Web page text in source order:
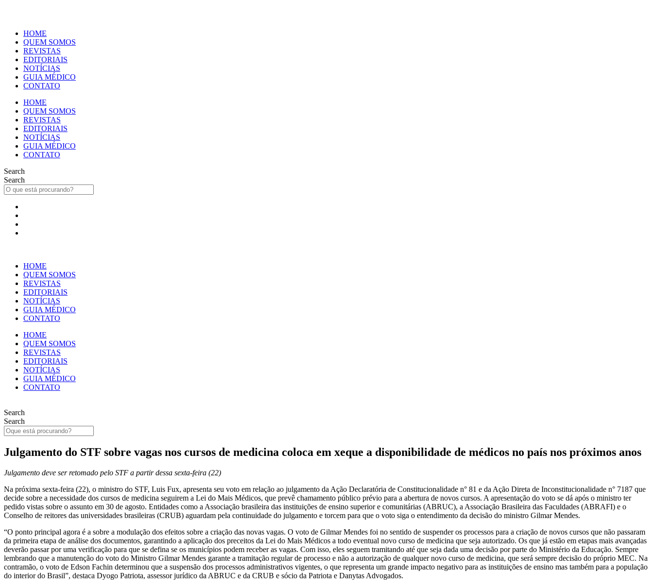
conteúdoHOME
QUEM SOMOS
REVISTAS
EDITORIAIS
NOTÍCIAS
GUIA MÉDICO
CONTATO
HOME
QUEM SOMOS
REVISTAS
EDITORIAIS
NOTÍCIAS
GUIA MÉDICO
CONTATO
Search
Search
HOME
QUEM SOMOS
REVISTAS
EDITORIAIS
NOTÍCIAS
GUIA MÉDICO
CONTATO
HOME
QUEM SOMOS
REVISTAS
EDITORIAIS
NOTÍCIAS
GUIA MÉDICO
CONTATO
Search
Search
Julgamento do STF sobre vagas nos cursos de medicina coloca em xeque a disponibilidade de médicos no país nos próximos anos
Julgamento deve ser retomado pelo STF a partir dessa sexta-feira (22)
Na próxima sexta-feira (22), o ministro do STF, Luis Fux, apresenta seu voto em relação ao julgamento da Ação Declaratória de Constitucionalidade n° 81 e da Ação Direta de Inconstitucionalidade n° 7187 que
decide sobre a necessidade dos cursos de medicina seguirem a Lei do Mais Médicos, que prevê chamamento público prévio para a abertura de novos cursos. A apresentação do voto se dá após o ministro ter
pedido vistas sobre o assunto em 30 de agosto. Entidades como a Associação brasileira das instituições de ensino superior e comunitárias (ABRUC), a Associação Brasileira das Faculdades (ABRAFI) e o
Conselho de reitores das universidades brasileiras (CRUB) aguardam pela continuidade do julgamento e torcem para que o voto siga o entendimento da decisão do ministro Gilmar Mendes.
“O ponto principal agora é a sobre a modulação dos efeitos sobre a criação das novas vagas. O voto de Gilmar Mendes foi no sentido de suspender os processos para a criação de novos cursos que não passaram
da primeira etapa de análise dos documentos, garantindo a aplicação dos preceitos da Lei do Mais Médicos a todo eventual novo curso de medicina que seja autorizado. Os que já estão em etapas mais avançadas
deverão passar por uma verificação para que se defina se os municípios podem receber as vagas. Com isso, eles seguem tramitando até que seja dada uma decisão por parte do Ministério da Educação. Sempre
lembrando que a manutenção do voto do Ministro Gilmar Mendes garante a tramitação regular de processo e não a autorização de qualquer novo curso de medicina, que será sempre decisão do próprio MEC. Na
contramão, o voto de Edson Fachin determinou que a suspensão dos processos administrativos vigentes, o que representa um grande impacto negativo para as instituições de ensino mas também para a população
do interior do Brasil”, destaca Dyogo Patriota, assessor jurídico da ABRUC e da CRUB e sócio da Patriota e Danytas Advogados.